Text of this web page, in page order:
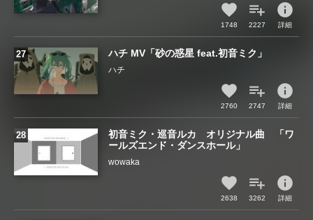
1748 2227
info
詳細
ハチ MV「砂の惑星 feat.初音ミク」
ハチ
2760 2747
info
詳細
初音ミク・巡音ルカ オリジナル曲 「ワ
ールズエンド・ダンスホール」
wowaka
2638 3262
info
詳細